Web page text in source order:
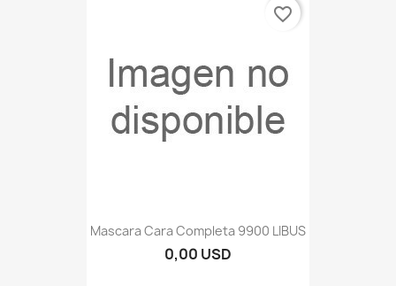
Mascara Cara Completa 9900 LIBUS
0,00 USD
favorite_border